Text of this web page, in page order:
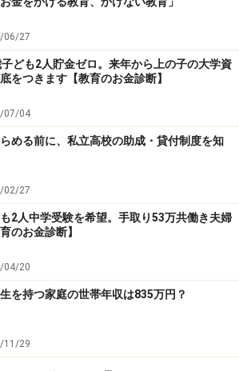
初年度63万8000円給付、2年次以降
で継続審査有。A特待：初年度26万
年次以降継続審査有。準特待：初年
たら行かないともったいな
制度の内容はさまざまなので、具体
得になるのかを3校で計算してみま
料月額2万5000円、施設設備拡充費
す。
06/27
ども2人貯金ゼロ。来年から上の子の大学資
をつきます【教育のお金診断】
07/04
める前に、私立高校の助成・貸付制度を知
02/27
2人中学受験を希望。手取り53万共働き夫婦
育のお金診断】
04/20
を持つ家庭の世帯年収は835万円？
11/29